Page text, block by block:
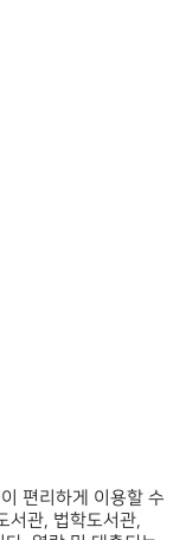
편리하게 이용할 수
서관, 법학도서관,